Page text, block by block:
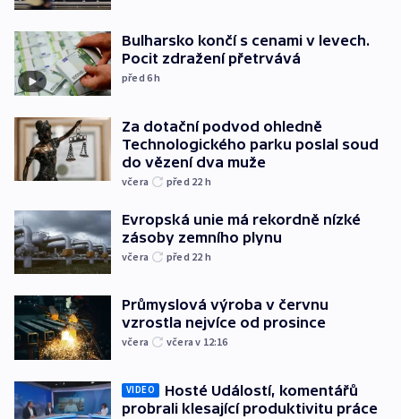
Bulharsko končí s cenami v levech.
Pocit zdražení přetrvává
před 6h
Za dotační podvod ohledně
Technologického parku poslal soud
do vězení dva muže
včera před 22 h
Evropská unie má rekordně nízké
zásoby zemního plynu
včera před 22 h
Průmyslová výroba v červnu
vzrostla nejvíce od prosince
včera včera v 12:16
VIDEO
Hosté Událostí, komentářů
probrali klesající produktivitu práce